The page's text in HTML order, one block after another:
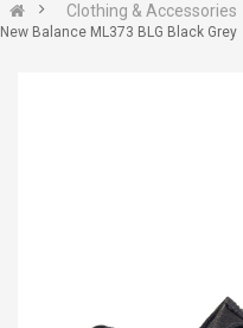
Clothing & Accessories
New Balance ML373 BLG Black Grey